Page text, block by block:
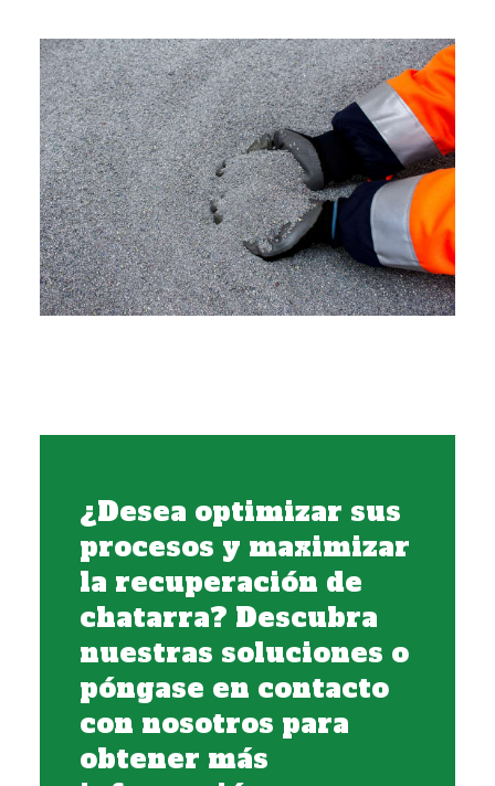
¿Desea optimizar sus
procesos y maximizar
la recuperación de
chatarra? Descubra
nuestras soluciones o
póngase en contacto
con nosotros para
obtener más